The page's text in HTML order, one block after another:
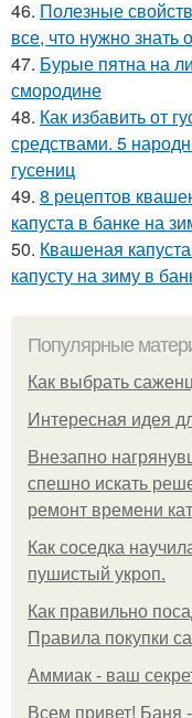
46. Полезные
все, что нужно знать
47. Бурые пятна на
смородине
48. Как избавить от
средствами. 5
гусениц
49. 8 рецептов
капуста в банке на
50. Квашеная
капусту на зиму в
Популярные
Как выбрать
Интересная идея
Внезапно
спешно искать
ремонт времени
Как соседка
пушистый укроп.
Как правильно
Правила покупки
Аммиак - ваш
Всем привет! Баня